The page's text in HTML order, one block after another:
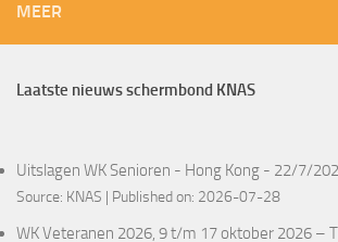
MEER
Laatste nieuws schermbond KNAS
Uitslagen WK Senioren - Hong Kong - 22/7/
Source: KNAS Published on: 2026-07-28
WK Veteranen 2026, 9 t/m 17 oktober 2026 –